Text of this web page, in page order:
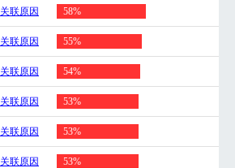
关联原因 58%
关联原因 55%
关联原因 54%
关联原因 53%
关联原因 53%
关联原因 53%